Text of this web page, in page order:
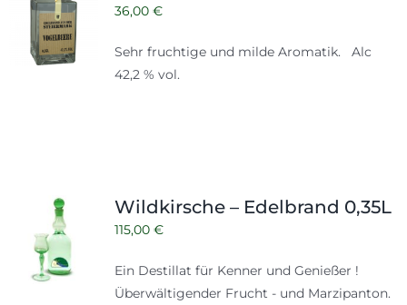
36,00 €
Sehr fruchtige und milde Aromatik. Alc
42,2 % vol.
Wildkirsche – Edelbrand 0,35L
115,00 €
Ein Destillat für Kenner und Genießer !
Überwältigender Frucht - und Marzipanton.